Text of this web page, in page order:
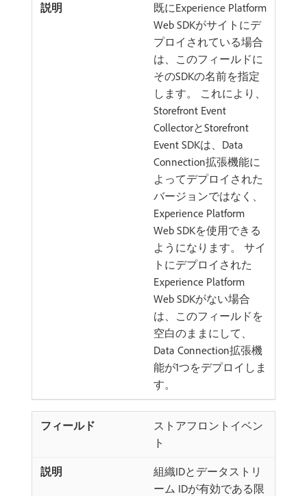
既にExperience Platform
Web SDKがサイトにデ
プロイされている場合
は、このフィールドに
そのSDKの名前を指定
します。 これにより、
Storefront Event
CollectorとStorefront
Event SDKは、Data
Connection拡張機能に
よってデプロイされた
バージョンではなく、
Experience Platform
Web SDKを使用できる
ようになります。 サイ
トにデプロイされた
Experience Platform
Web SDKがない場合
は、このフィールドを
空白のままにして、
Data Connection拡張機
能が1つをデプロイしま
す。
ストアフロントイベン
ト
組織IDとデータストリ
ーム IDが有効である限